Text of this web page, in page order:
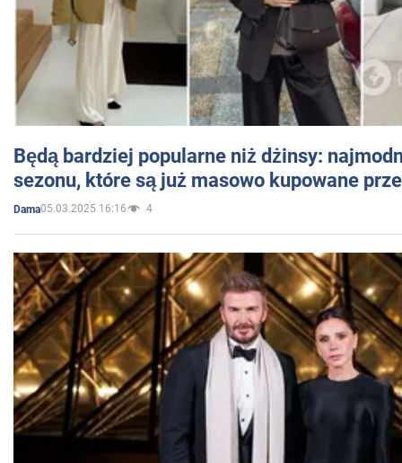
Będą bardziej popularne niż dżinsy:
sezonu, które są już masowo kupowane
Dama05.03.2025 16:16 4